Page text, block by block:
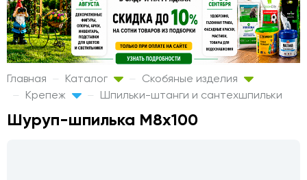
Главная Каталог
Скобяные изделия
Крепеж
Шпильки-штанги и сантехшпильки
Шуруп-шпилька М8х100